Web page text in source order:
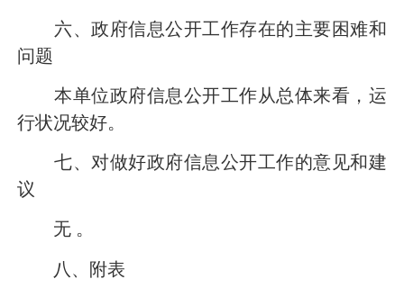
六、政府信息公开工作存在的主要困难和
问题
本单位政府信息公开工作从总体来看，运
行状况较好。
七、对做好政府信息公开工作的意见和建
议
无 。
八、附表